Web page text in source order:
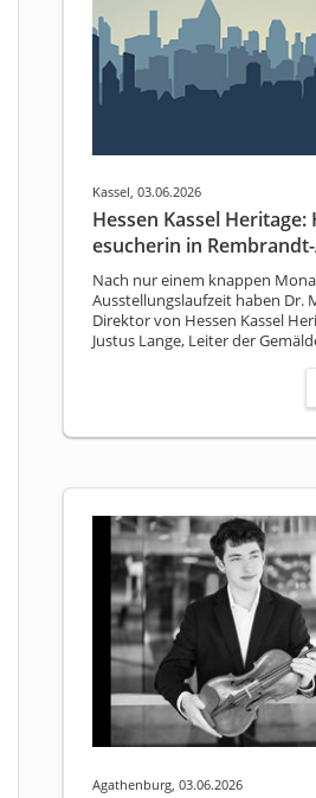
Kassel, 03.06.2026
Hessen Kassel Heritage:
esucherin in
Nach nur einem knappen
Ausstellungslaufzeit haben Dr.
Direktor von Hessen Kassel
Justus Lange, Leiter der
Agathenburg, 03.06.2026